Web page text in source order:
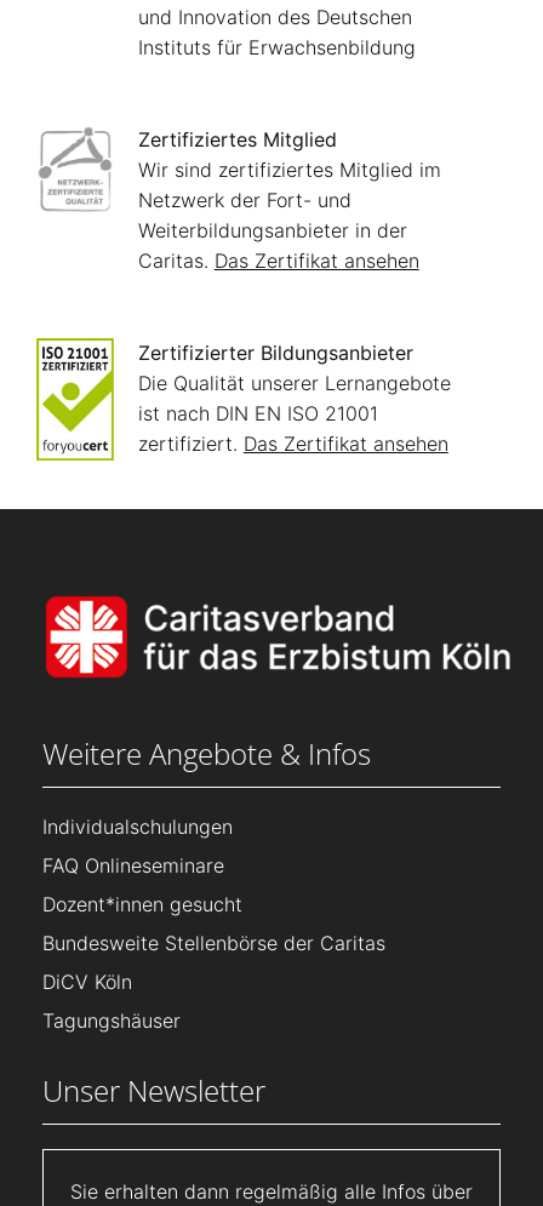
und Innovation des Deutschen
Instituts für Erwachsenbildung
Zertifiziertes Mitglied
Wir sind zertifiziertes Mitglied im
Netzwerk der Fort- und
Weiterbildungsanbieter in der
Caritas. Das Zertifikat ansehen
Zertifizierter Bildungsanbieter
Die Qualität unserer Lernangebote
ist nach DIN EN ISO 21001
zertifiziert. Das Zertifikat ansehen
Weitere Angebote & Infos
Individualschulungen
FAQ Onlineseminare
Dozent*innen gesucht
Bundesweite Stellenbörse der Caritas
DiCV Köln
Tagungshäuser
Unser Newsletter
Sie erhalten dann regelmäßig alle Infos über